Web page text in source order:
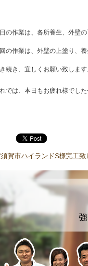
の作業は、 各所養生、外壁
の作業は、外壁の上塗り、
続き、宜しくお願い致します
では、本日も お疲れ様でし
賀市ハイランドS様完工致